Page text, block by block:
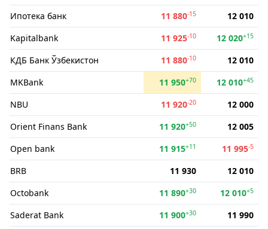
Ипотека банк
11 880-15
12 010
Kapitalbank
11 925-10 12 020+15
КДБ Банк Ўзбекистон 11 880-10
12 010
MKBank
11 950+70 12 010+45
NBU 11 920-20
12 000
Orient Finans Bank
11 920+50
12 005
Open bank
11 915+11 11 995-5
BRB 11 930
12 010
Octobank
11 890+30 12 010+5
Saderat Bank 11 900+30
11 990